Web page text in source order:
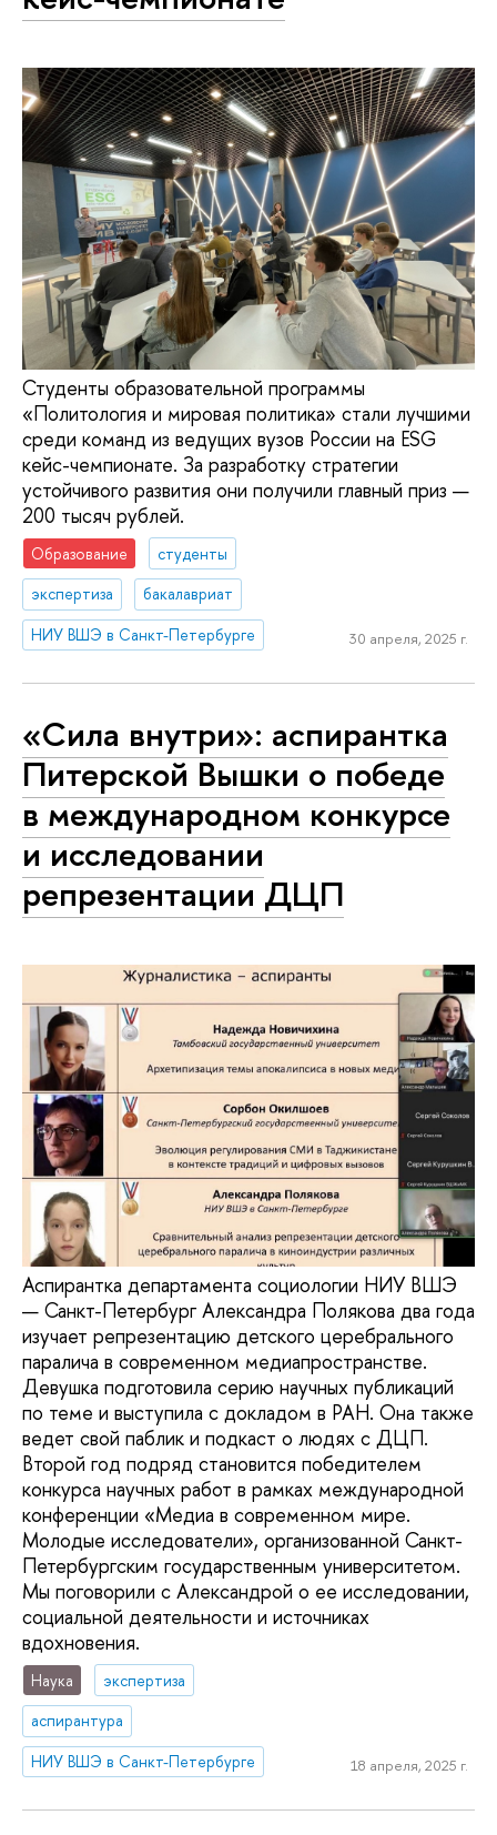
Студенты образовательной программы
«Политология и мировая политика» стали лучшими
среди команд из ведущих вузов России на ESG
кейс-чемпионате. За разработку стратегии
устойчивого развития они получили главный приз —
200 тысяч рублей.
Образование
студенты
экспертиза
бакалавриат
НИУ ВШЭ в Санкт-Петербурге
30 апреля, 2025 г.
«Сила внутри»: аспирантка
Питерской Вышки о победе
в международном конкурсе
и исследовании
репрезентации ДЦП
Аспирантка департамента социологии НИУ ВШЭ
— Санкт-Петербург Александра Полякова два года
изучает репрезентацию детского церебрального
паралича в современном медиапространстве.
Девушка подготовила серию научных публикаций
по теме и выступила с докладом в РАН. Она также
ведет свой паблик и подкаст о людях с ДЦП.
Второй год подряд становится победителем
конкурса научных работ в рамках международной
конференции «Медиа в современном мире.
Молодые исследователи», организованной Санкт-
Петербургским государственным университетом.
Мы поговорили с Александрой о ее исследовании,
социальной деятельности и источниках
вдохновения.
Наука
экспертиза
аспирантура
НИУ ВШЭ в Санкт-Петербурге
18 апреля, 2025 г.